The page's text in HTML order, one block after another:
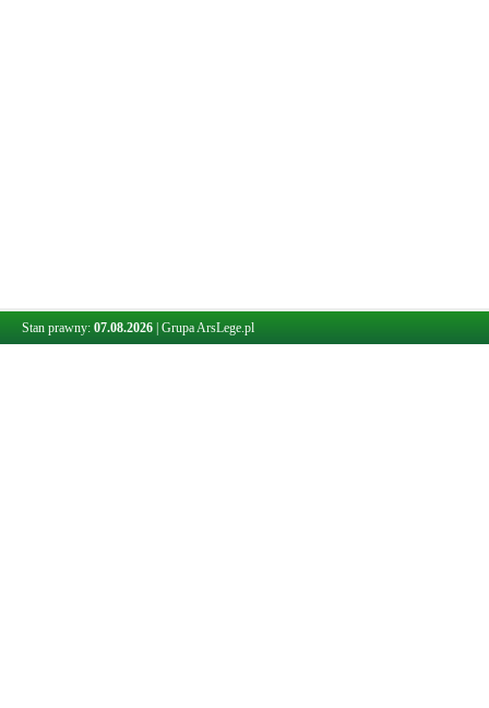
Stan prawny: 07.08.2026 Grupa ArsLege.pl